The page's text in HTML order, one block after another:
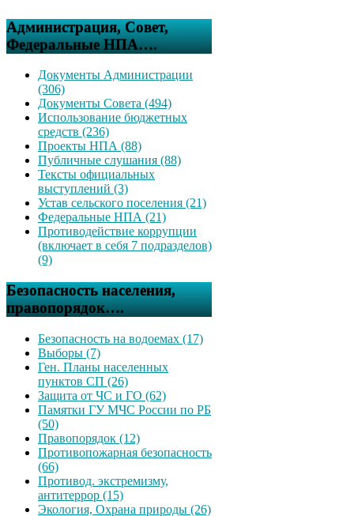
Администрация, Совет,
Федеральные НПА….
Документы Администрации
(306)
Документы Совета (494)
Использование бюджетных
средств (236)
Проекты НПА (88)
Публичные слушания (88)
Тексты официальных
выступлений (3)
Устав сельского поселения (21)
Федеральные НПА (21)
Противодействие коррупции
(включает в себя 7 подразделов)
(9)
Безопасность населения,
правопорядок….
Безопасность на водоемах (17)
Выборы (7)
Ген. Планы населенных
пунктов СП (26)
Защита от ЧС и ГО (62)
Памятки ГУ МЧС России по РБ
(50)
Правопорядок (12)
Противопожарная безопасность
(66)
Противод. экстремизму,
антитеррор (15)
Экология, Охрана природы (26)